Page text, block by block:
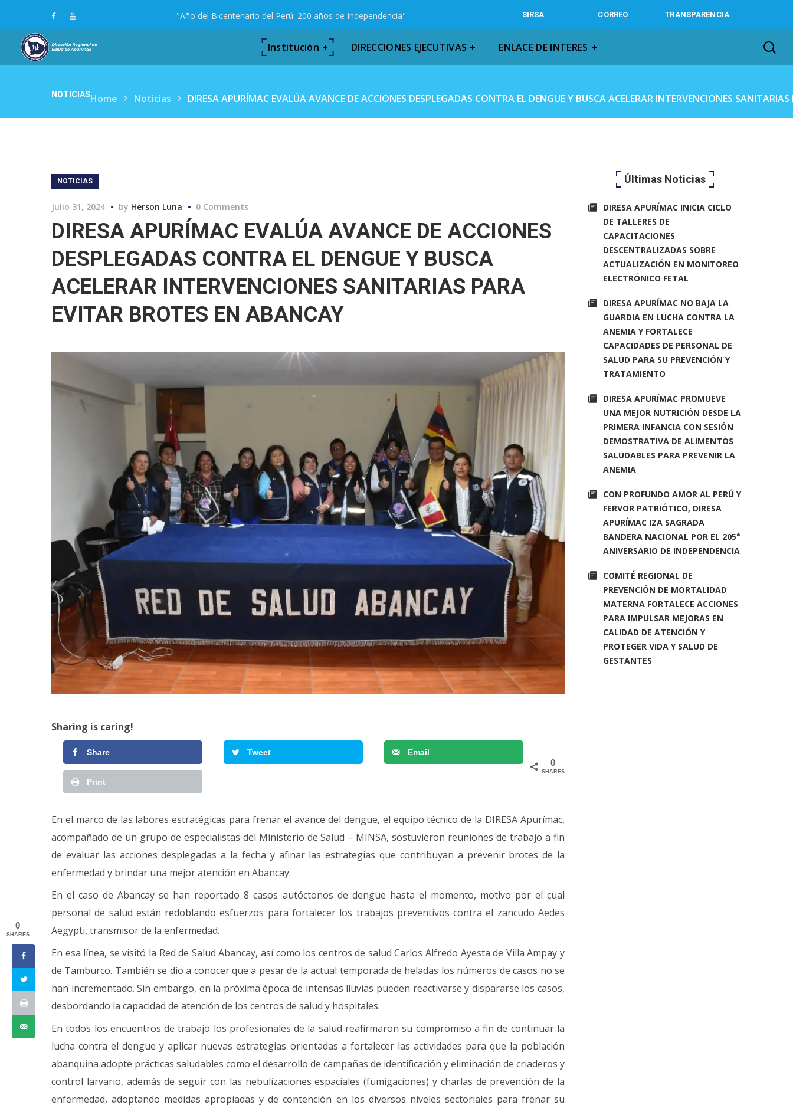
"Año del Bicentenario del Perú: 200 años de Independencia" SIRSA CORREO TRANSPARENCIA
Institución DIRECCIONES EJECUTIVAS ENLACE DE INTERES
NOTICIASHome Noticias DIRESA APURÍMAC EVALÚA AVANCE DE ACCIONES DESPLEGADAS CONTRA EL DENGUE Y BUSCA ACELERAR INTERVENCIONES
NOTICIAS
Julio 31, 2024 by Herson Luna 0 Comments
DIRESA APURÍMAC EVALÚA AVANCE DE ACCIONES
DESPLEGADAS CONTRA EL DENGUE Y BUSCA
ACELERAR INTERVENCIONES SANITARIAS PARA
EVITAR BROTES EN ABANCAY
Sharing is caring!
Share Tweet Email
Print
0
SHARES
En el marco de las labores estratégicas para frenar el avance del dengue, el equipo técnico de la DIRESA Apurímac,
acompañado de un grupo de especialistas del Ministerio de Salud – MINSA, sostuvieron reuniones de trabajo a fin
de evaluar las acciones desplegadas a la fecha y afinar las estrategias que contribuyan a prevenir brotes de la
enfermedad y brindar una mejor atención en Abancay.
En el caso de Abancay se han reportado 8 casos autóctonos de dengue hasta el momento, motivo por el cual
personal de salud están redoblando esfuerzos para fortalecer los trabajos preventivos contra el zancudo Aedes
Aegypti, transmisor de la enfermedad.
En esa línea, se visitó la Red de Salud Abancay, así como los centros de salud Carlos Alfredo Ayesta de Villa Ampay y
de Tamburco. También se dio a conocer que a pesar de la actual temporada de heladas los números de casos no se
han incrementado. Sin embargo, en la próxima época de intensas lluvias pueden reactivarse y dispararse los casos,
desbordando la capacidad de atención de los centros de salud y hospitales.
En todos los encuentros de trabajo los profesionales de la salud reafirmaron su compromiso a fin de continuar la
lucha contra el dengue y aplicar nuevas estrategias orientadas a fortalecer las actividades para que la población
abanquina adopte prácticas saludables como el desarrollo de campañas de identificación y eliminación de criaderos y
control larvario, además de seguir con las nebulizaciones espaciales (fumigaciones) y charlas de prevención de la
enfermedad, adoptando medidas apropiadas y de contención en los diversos niveles sectoriales para frenar su
Últimas Noticias
DIRESA APURÍMAC INICIA CICLO
DE TALLERES DE
CAPACITACIONES
DESCENTRALIZADAS SOBRE
ACTUALIZACIÓN EN MONITOREO
ELECTRÓNICO FETAL
DIRESA APURÍMAC NO BAJA LA
GUARDIA EN LUCHA CONTRA LA
ANEMIA Y FORTALECE
CAPACIDADES DE PERSONAL DE
SALUD PARA SU PREVENCIÓN Y
TRATAMIENTO
DIRESA APURÍMAC PROMUEVE
UNA MEJOR NUTRICIÓN DESDE LA
PRIMERA INFANCIA CON SESIÓN
DEMOSTRATIVA DE ALIMENTOS
SALUDABLES PARA PREVENIR LA
ANEMIA
CON PROFUNDO AMOR AL PERÚ Y
FERVOR PATRIÓTICO, DIRESA
APURÍMAC IZA SAGRADA
BANDERA NACIONAL POR EL 205°
ANIVERSARIO DE INDEPENDENCIA
COMITÉ REGIONAL DE
PREVENCIÓN DE MORTALIDAD
MATERNA FORTALECE ACCIONES
PARA IMPULSAR MEJORAS EN
CALIDAD DE ATENCIÓN Y
PROTEGER VIDA Y SALUD DE
GESTANTES
0
SHARES